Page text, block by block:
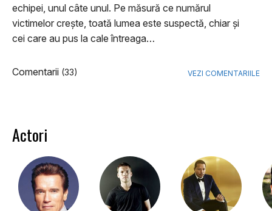
echipei, unul câte unul. Pe măsură ce numărul
victimelor crește, toată lumea este suspectă, chiar și
cei care au pus la cale întreaga…
Comentarii (33) VEZI COMENTARIILE
Actori